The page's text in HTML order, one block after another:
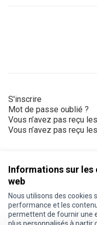
Informations sur
web
Nous utilisons des cookies
performance et les
permettent de fournir une
S'inscrire
Mot de passe oublié ?
Vous n’avez pas reçu
Vous n’avez pas reçu
Conditions d'utilisation
Paramètres des cookies
Je participe ! sur X
Je participe ! sur
Je participe ! sur